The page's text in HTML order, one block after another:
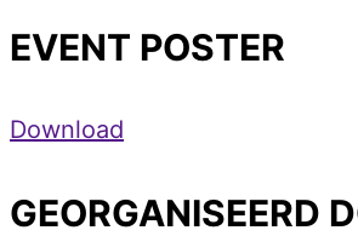
EVENT POSTER
Download
GEORGANISEERD